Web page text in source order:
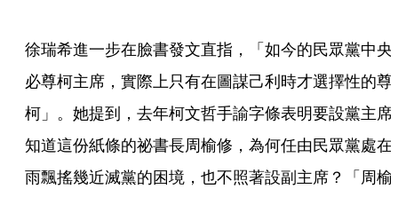
徐瑞希進一步在臉書發文直指，「如今的民眾黨中央
必尊柯主席，實際上只有在圖謀己利時才選擇性的尊
柯」。她提到，去年柯文哲手諭字條表明要設黨主席
知道這份紙條的祕書長周榆修，為何任由民眾黨處在
雨飄搖幾近滅黨的困境，也不照著設副主席？「周榆